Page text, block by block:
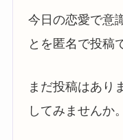
今日の恋愛で意
とを匿名で投稿
まだ投稿はあり
してみませんか。